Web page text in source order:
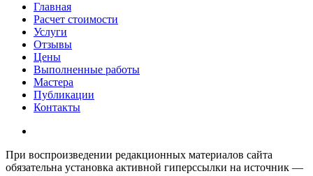
Главная
Расчет стоимости
Услуги
Отзывы
Цены
Выполненные работы
Мастера
Публикации
Контакты
При воспроизведении редакционных материалов сайта
обязательна установка активной гиперссылки на источник —